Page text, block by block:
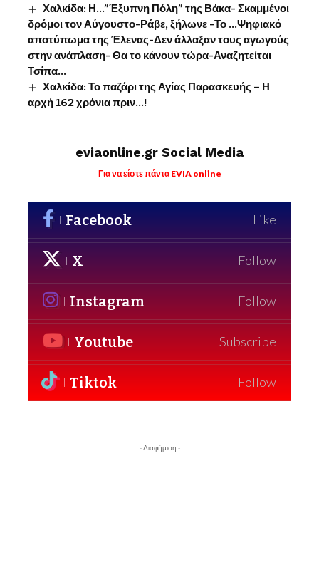
Χαλκίδα: Η…”Έξυπνη Πόλη” της Βάκα- Σκαμμένοι
δρόμοι τον Αύγουστο-Ράβε, ξήλωνε -Το …Ψηφιακό
αποτύπωμα της Έλενας-Δεν άλλαξαν τους αγωγούς
στην ανάπλαση- Θα το κάνουν τώρα-Αναζητείται
Τσίπα…
Χαλκίδα: Το παζάρι της Αγίας Παρασκευής – Η
αρχή 162 χρόνια πριν…!
eviaonline.gr Social Media
Για να είστε πάντα EVIA online
Facebook Like
X Follow
Instagram Follow
Youtube Subscribe
Tiktok Follow
- Διαφήμιση -